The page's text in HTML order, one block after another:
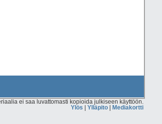
ei saa luvattomasti kopioida julkiseen käyttöön.
Ylös
Ylläpito Mediakortti